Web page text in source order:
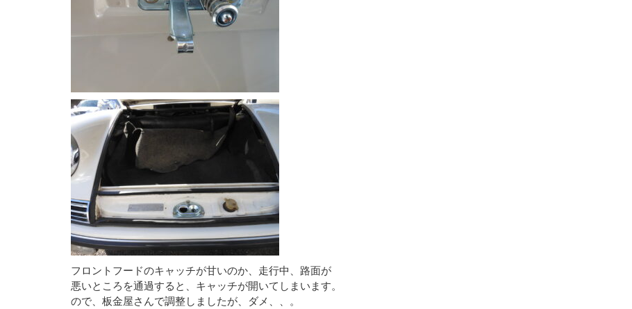
フロントフードのキャッチが甘いのか、走行中、路面が
悪いところを通過すると、キャッチが開いてしまいます。
ので、板金屋さんで調整しましたが、ダメ、、。